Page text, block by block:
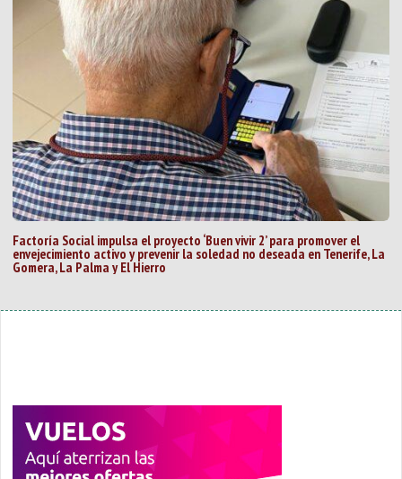
Factoría Social impulsa el proyecto ‘Buen vivir 2’ para promover el
envejecimiento activo y prevenir la soledad no deseada en Tenerife, La
Gomera, La Palma y El Hierro